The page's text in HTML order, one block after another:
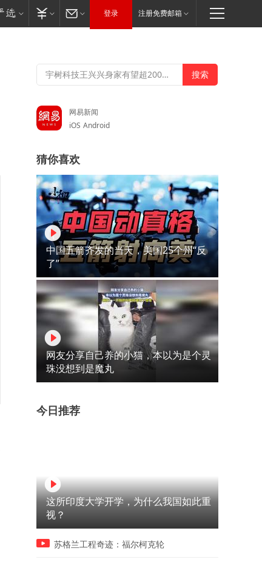
登录 注册免费邮箱
网易新闻
iOS Android
猜你喜欢
中国五箭齐发的当天，美国25个州“反
了”
网友分享自己养的小猫，本以为是个灵
珠没想到是魔丸
今日推荐
这所印度大学开学，为什么我国如此重
视？
苏格兰工程奇迹：福尔柯克轮